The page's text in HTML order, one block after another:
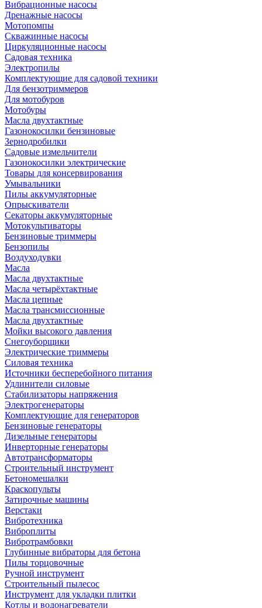
Вибрационные насосы
Дренажные насосы
Мотопомпы
Скважинные насосы
Циркуляционные насосы
Садовая техника
Электропилы
Комплектующие для садовой техники
Для бензотриммеров
Для мотобуров
Мотобуры
Масла двухтактные
Газонокосилки бензиновые
Зернодробилки
Садовые измельчители
Газонокосилки электрические
Товары для консервирования
Умывальники
Пилы аккумуляторные
Опрыскиватели
Секаторы аккумуляторные
Мотокультиваторы
Бензиновые триммеры
Бензопилы
Воздуходувки
Масла
Масла двухтактные
Масла четырёхтактные
Масла цепные
Масла трансмиссионные
Масла двухтактные
Мойки высокого давления
Снегоуборщики
Электрические триммеры
Силовая техника
Источники бесперебойного питания
Удлинители силовые
Стабилизаторы напряжения
Электрогенераторы
Комплектующие для генераторов
Бензиновые генераторы
Дизельные генераторы
Инверторные генераторы
Автотрансформаторы
Строительный инструмент
Бетономешалки
Краскопульты
Затирочные машины
Верстаки
Вибротехника
Виброплиты
Вибротрамбовки
Глубинные вибраторы для бетона
Пилы торцовочные
Ручной инструмент
Строительный пылесос
Инструмент для укладки плитки
Котлы и водонагреватели